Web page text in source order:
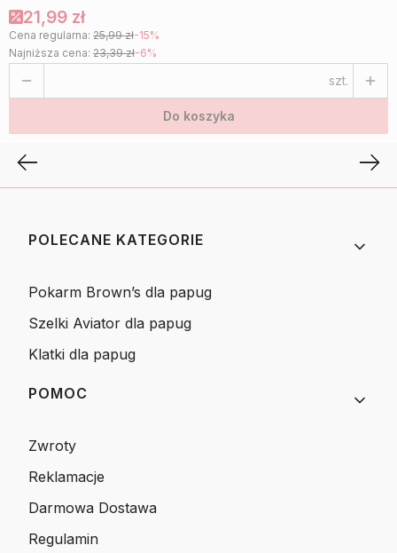
21,99 zł
Cena regularna: 25,99 zł-15%
Najniższa cena: 23,39 zł-6%
szt.
Do koszyka
Linki w stopce
POLECANE KATEGORIE
Pokarm Brown’s dla papug
Szelki Aviator dla papug
Klatki dla papug
POMOC
Zwroty
Reklamacje
Darmowa Dostawa
Regulamin